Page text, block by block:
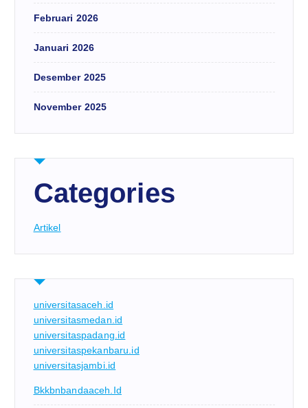
Februari 2026
Januari 2026
Desember 2025
November 2025
Categories
Artikel
universitasaceh.id
universitasmedan.id
universitaspadang.id
universitaspekanbaru.id
universitasjambi.id
Bkkbnbandaaceh.id